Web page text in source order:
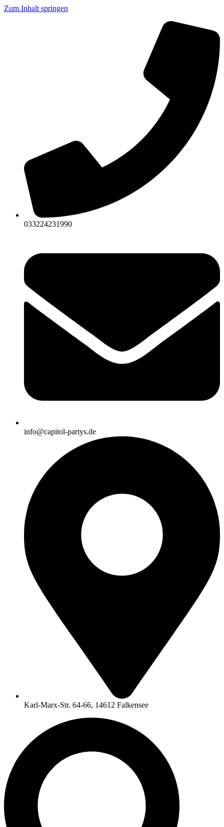
Zum Inhalt springen
033224231990
info@capitol-partys.de
Karl-Marx-Str. 64-66, 14612 Falkensee